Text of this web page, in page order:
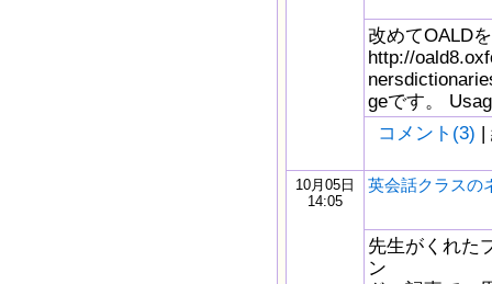
改めてOALD
http://
geです。
コメント(3) |
10月05日
14:05
英会話クラスの
先生がくれた
ン